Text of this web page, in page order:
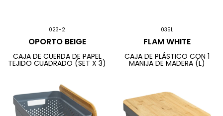
023-2
OPORTO BEIGE
CAJA DE CUERDA DE PAPEL
TEJIDO CUADRADO (SET X 3)
035L
FLAM WHITE
CAJA DE PLÁSTICO CON 1
MANIJA DE MADERA (L)